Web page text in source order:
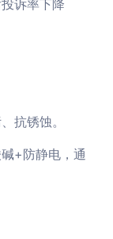
诉率下降
抗锈蚀。
+防静电，通